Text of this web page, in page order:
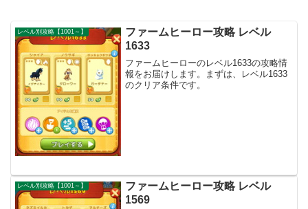
レベル別攻略【1001～】
ファームヒーロー攻略 レベル
1633
ファームヒーローのレベル1633の攻略情
報をお届けします。まずは、レベル1633
のクリア条件です。
レベル別攻略【1001～】
ファームヒーロー攻略 レベル
1569